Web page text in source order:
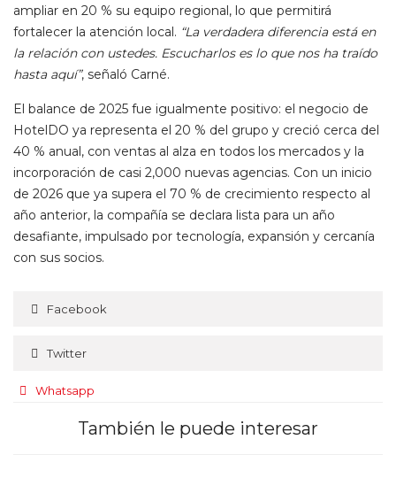
ampliar en 20 % su equipo regional, lo que permitirá
fortalecer la atención local. “La verdadera diferencia está en
la relación con ustedes. Escucharlos es lo que nos ha traído
hasta aquí”, señaló Carné.
El balance de 2025 fue igualmente positivo: el negocio de
HotelDO ya representa el 20 % del grupo y creció cerca del
40 % anual, con ventas al alza en todos los mercados y la
incorporación de casi 2,000 nuevas agencias. Con un inicio
de 2026 que ya supera el 70 % de crecimiento respecto al
año anterior, la compañía se declara lista para un año
desafiante, impulsado por tecnología, expansión y cercanía
con sus socios.
Facebook
Twitter
Whatsapp
También le puede interesar